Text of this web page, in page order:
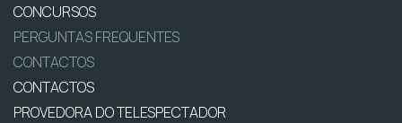
CONCURSOS
PERGUNTAS FREQUENTES
CONTACTOS
CONTACTOS
PROVEDORA DO TELESPECTADOR